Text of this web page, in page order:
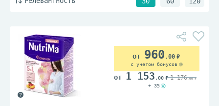
960 .00
с учетом бонусов
1 153 .00 1 176.00
+ 35